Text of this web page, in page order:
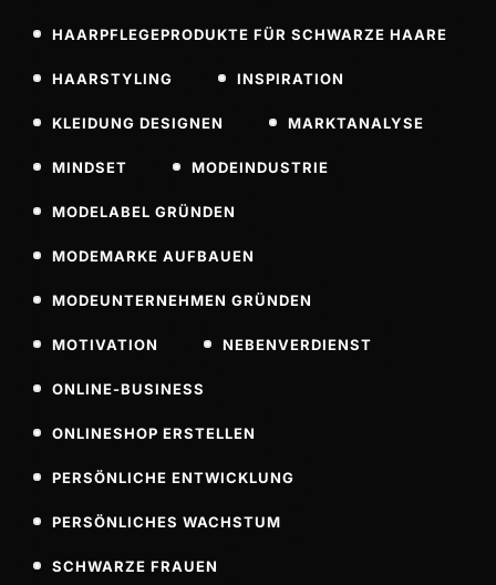
HAARPFLEGEPRODUKTE FÜR SCHWARZE HAARE
HAARSTYLING INSPIRATION
KLEIDUNG DESIGNEN MARKTANALYSE
MINDSET MODEINDUSTRIE
MODELABEL GRÜNDEN
MODEMARKE AUFBAUEN
MODEUNTERNEHMEN GRÜNDEN
MOTIVATION NEBENVERDIENST
ONLINE-BUSINESS
ONLINESHOP ERSTELLEN
PERSÖNLICHE ENTWICKLUNG
PERSÖNLICHES WACHSTUM
SCHWARZE FRAUEN